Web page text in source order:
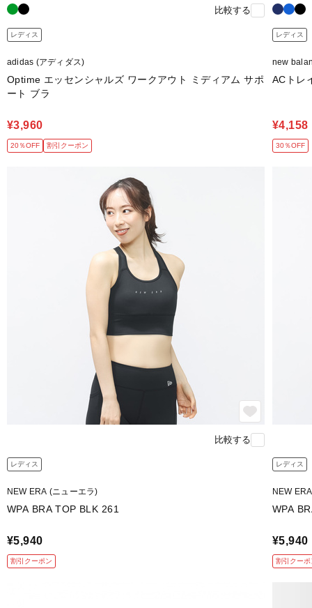
比較する
レディス
adidas (アディダス)
Optime エッセンシャルズ ワークアウト ミディアム サポ
ート ブラ
¥3,960
20％OFF 割引クーポン
レディス
new
ACトレ
¥4,158
30％OFF
比較する
レディス
NEW ERA (ニューエラ)
WPA BRA TOP BLK 261
¥5,940
割引クーポン
レディス
NEW
WPA
¥5,940
割引クーポ